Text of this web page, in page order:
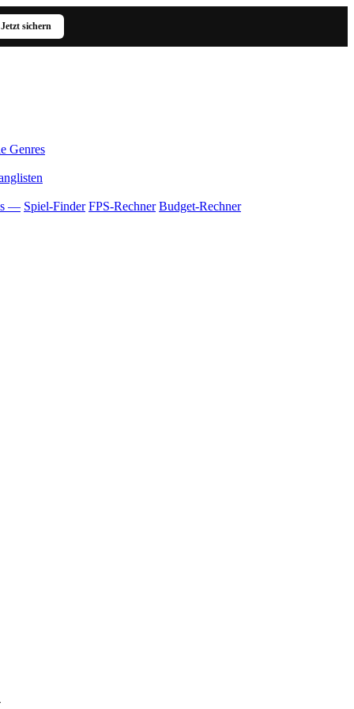
Jetzt sichern
Genres
— Spiel-Finder FPS-Rechner Budget-Rechner